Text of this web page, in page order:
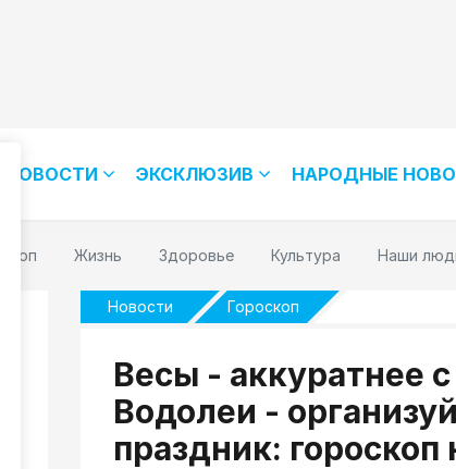
НОВОСТИ ЭКСКЛЮЗИВ НАРОДНЫЕ
Жизнь Здоровье Культура Наши
Новости Гороскоп
Весы - аккуратнее
Водолеи -
праздник: гороскоп